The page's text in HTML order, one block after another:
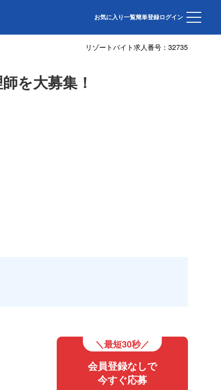
お気に入り一覧簡単登録ログイン
リゾートバイト求人番号： 32735
を大募集！
＼最短30秒／
会員登録なしで
今すぐ応募